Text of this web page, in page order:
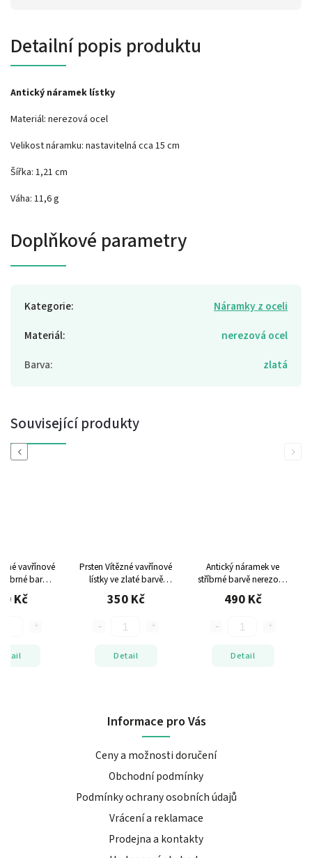
Detailní popis produktu
Antický náramek lístky
Materiál: nerezová ocel
Velikost náramku: nastavitelná cca 15 cm
Šířka: 1,21 cm
Váha: 11,6 g
Doplňkové parametry
Kategorie:
Náramky z oceli
Materiál:
nerezová ocel
Barva: zlatá
Související produkty
Previous
vavřínové
barvě
ocel,
velikost
Kč
Prsten Vítězné vavřínové
lístky ve zlaté barvě
nerezová ocel,
nastavitelná velikost
350 Kč
Detail
Antický náramek ve
stříbrné barvěnerezová
ocel, nastavitelná
velikost
490 Kč
Detail
Next
Informace pro Vás
Ceny a možnosti doručení
Obchodní podmínky
Podmínky ochrany osobních údajů
Vrácení a reklamace
Prodejna a kontakty